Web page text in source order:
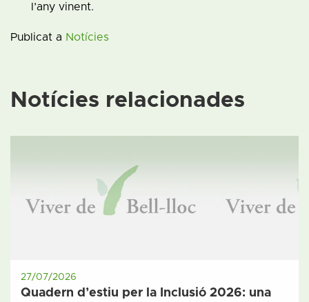
l’any vinent.
Publicat a Notícies
Notícies relacionades
27/07/2026
Quadern d’estiu per la Inclusió 2026: una